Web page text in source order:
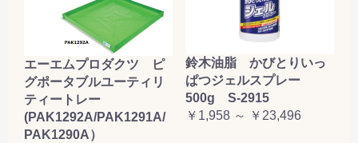
エーエムプロダクツ ピ
グポータブルユーティリ
ティートレー
(PAK1292A/PAK1291A/
PAK1290A）
鈴木油脂 かびとりいっ
ぱつジェルスプレー
500g S-2915
￥1,958 ～ ￥23,496